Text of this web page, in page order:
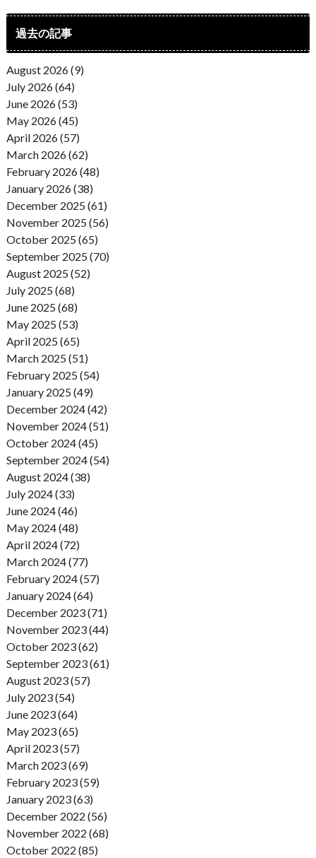
過去の記事
August 2026 (9)
July 2026 (64)
June 2026 (53)
May 2026 (45)
April 2026 (57)
March 2026 (62)
February 2026 (48)
January 2026 (38)
December 2025 (61)
November 2025 (56)
October 2025 (65)
September 2025 (70)
August 2025 (52)
July 2025 (68)
June 2025 (68)
May 2025 (53)
April 2025 (65)
March 2025 (51)
February 2025 (54)
January 2025 (49)
December 2024 (42)
November 2024 (51)
October 2024 (45)
September 2024 (54)
August 2024 (38)
July 2024 (33)
June 2024 (46)
May 2024 (48)
April 2024 (72)
March 2024 (77)
February 2024 (57)
January 2024 (64)
December 2023 (71)
November 2023 (44)
October 2023 (62)
September 2023 (61)
August 2023 (57)
July 2023 (54)
June 2023 (64)
May 2023 (65)
April 2023 (57)
March 2023 (69)
February 2023 (59)
January 2023 (63)
December 2022 (56)
November 2022 (68)
October 2022 (85)